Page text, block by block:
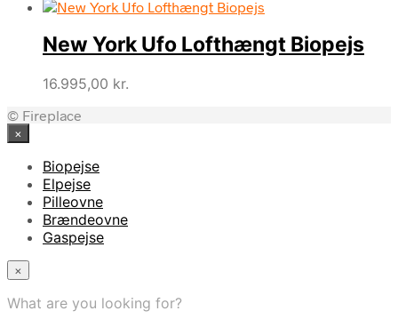
New York Ufo Lofthængt Biopejs
16.995,00 kr.
© Fireplace
×
Biopejse
Elpejse
Pilleovne
Brændeovne
Gaspejse
×
What are you looking for?